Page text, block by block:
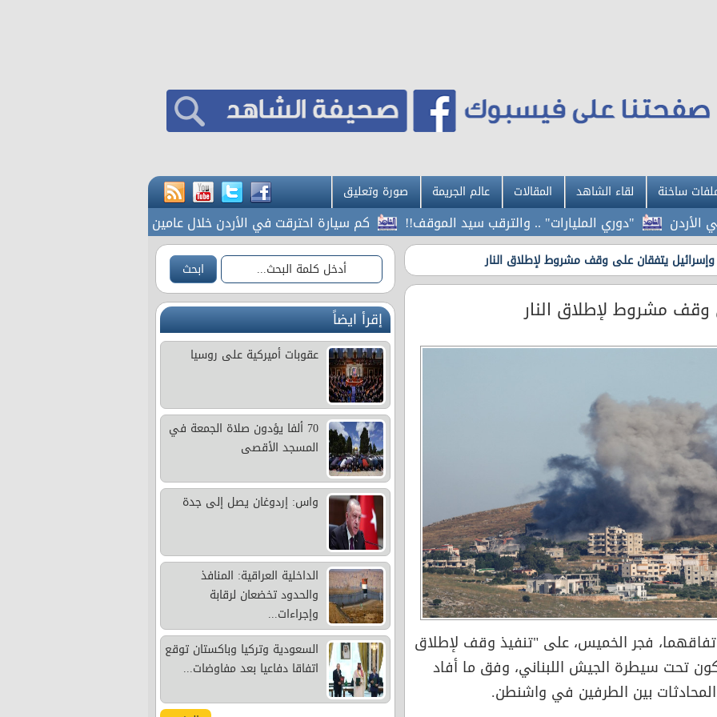
ساخنة لقاء الشاهد المقالات عالم الجريمة صورة وتعليق
"دوري المليارات" .. والترقب سيد الموقف!! كم سيارة احترقت في الأردن خلال عامين 70 ألفا يؤدون صلاة الجمعة في المسجد الأقصى
وإسرائيل يتفقان على وقف مشروط لإطلاق النار
وقف مشروط لإطلاق النار
اتفاقهما، فجر الخميس، على "تنفيذ وقف لإطلاق
تحت سيطرة الجيش اللبناني، وفق ما أفاد
بين الطرفين في واشنطن.
إقرأ ايضاً
عقوبات أميركية على روسيا
70 ألفا يؤدون صلاة الجمعة في
المسجد الأقصى
واس: إردوغان يصل إلى جدة
الداخلية العراقية: المنافذ
والحدود تخضعان لرقابة
وإجراءات...
السعودية وتركيا وباكستان توقع
اتفاقا دفاعيا بعد مفاوضات...